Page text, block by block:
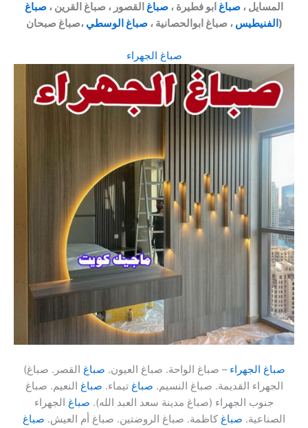
المسايل ، صباغ ابو فطيرة ، صباغ القصور ، صباغ القرين ، صباغ
الفنيطيس ، صباغ ابوالحصانية ،صباغ الوسطي ،صباغ صبحان)
صباغ الجهراء
( صباغ الجهراء – صباغ الواحة. صباغ العيون. صباغ القصر. صباغ
الجهراء القديمة. صباغ النسيم. صباغ تيماء. صباغ النعيم. صباغ
جنوب الجهراء (صباغ مدينة سعد العبد الله). صباغ الجهراء
الصناعية. صباغ كاظمة. صباغ الروضتين. صباغ أم العيش. صباغ